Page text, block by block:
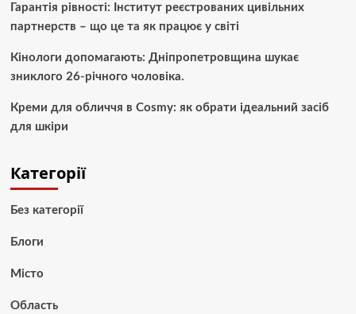
Гарантія рівності: Інститут реєстрованих цивільних
партнерств – що це та як працює у світі
Кінологи допомагають: Дніпропетровщина шукає
зниклого 26-річного чоловіка.
Креми для обличчя в Cosmy: як обрати ідеальний засіб
для шкіри
Категорії
Без категорії
Блоги
Місто
Область